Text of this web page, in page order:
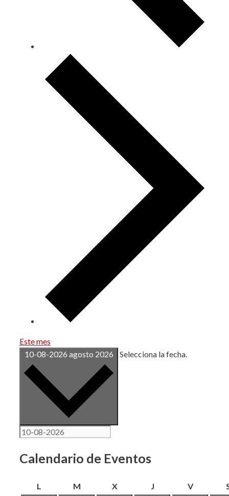
Este mes
10-08-2026 agosto 2026 Selecciona la fecha.
Calendario de Eventos
L Mmartes XmiércolesJjueves Vviernes